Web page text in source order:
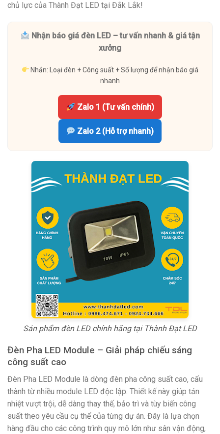
chủ lực của Thành Đạt LED tại Đắk Lắk!
Nhận báo giá đèn LED – tư vấn nhanh & giá tận
xưởng
Nhắn: Loại đèn + Công suất + Số lượng để nhận báo giá
nhanh
Zalo 1 (Tư vấn chính)
Zalo 2 (Hỗ trợ nhanh)
Sản phẩm đèn LED chính hãng tại Thành Đạt LED
Đèn Pha LED Module – Giải pháp chiếu sáng
công suất cao
Đèn Pha LED Module là dòng đèn pha công suất cao, cấu
thành từ nhiều module LED độc lập. Thiết kế này giúp tản
nhiệt vượt trội, dễ dàng thay thế, bảo trì và tùy biến công
suất theo yêu cầu cụ thể của từng dự án. Đây là lựa chọn
hàng đầu cho các công trình quy mô lớn như sân vận động,